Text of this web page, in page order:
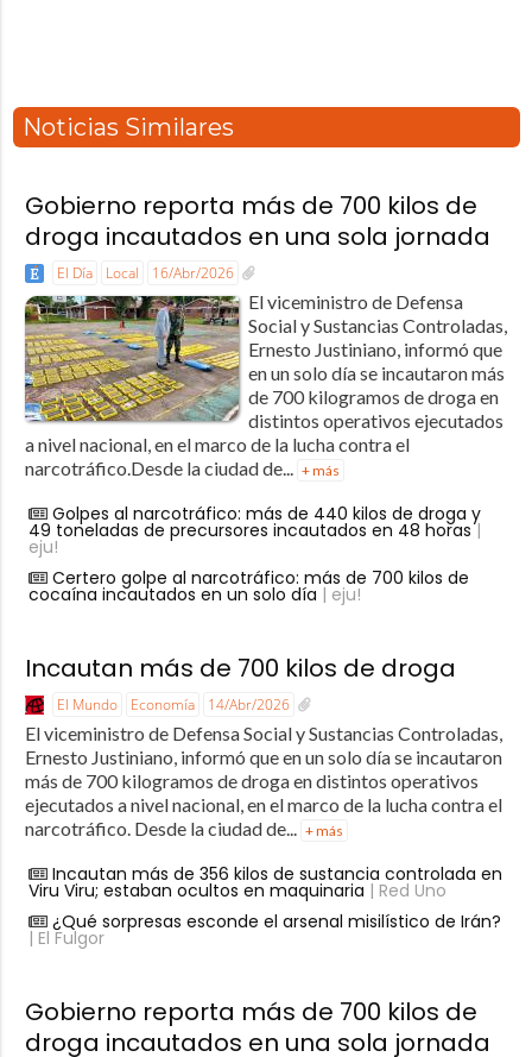
Noticias Similares
Gobierno reporta más de 700 kilos de
droga incautados en una sola jornada
El Día Local 16/Abr/2026
El viceministro de Defensa
Social y Sustancias Controladas,
Ernesto Justiniano, informó que
en un solo día se incautaron más
de 700 kilogramos de droga en
distintos operativos ejecutados
a nivel nacional, en el marco de la lucha contra el
narcotráfico.Desde la ciudad de... + más
Golpes al narcotráfico: más de 440 kilos de droga y
49 toneladas de precursores incautados en 48 horas|
eju!
Certero golpe al narcotráfico: más de 700 kilos de
cocaína incautados en un solo día | eju!
Incautan más de 700 kilos de droga
El Mundo Economía 14/Abr/2026
El viceministro de Defensa Social y Sustancias Controladas,
Ernesto Justiniano, informó que en un solo día se incautaron
más de 700 kilogramos de droga en distintos operativos
ejecutados a nivel nacional, en el marco de la lucha contra el
narcotráfico. Desde la ciudad de...
+ más
Incautan más de 356 kilos de sustancia controlada en
Viru Viru; estaban ocultos en maquinaria | Red Uno
¿Qué sorpresas esconde el arsenal misilístico de Irán?
| El Fulgor
Gobierno reporta más de 700 kilos de
droga incautados en una sola jornada